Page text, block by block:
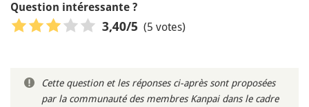
Question intéressante ?
3,40/5 (5 votes)
Cette question et les réponses ci-après sont proposées
par la communauté des membres Kanpai dans le cadre